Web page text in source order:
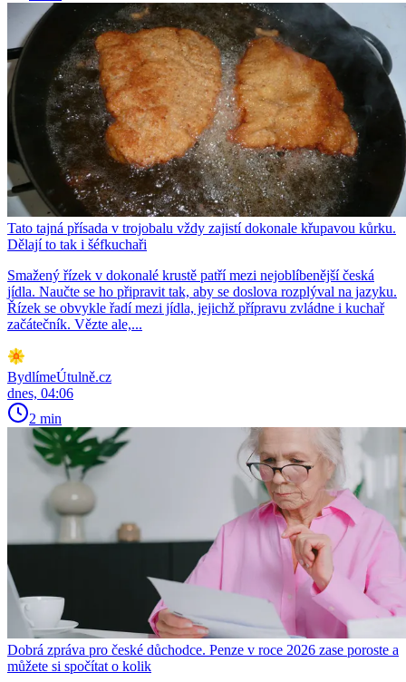
Tato tajná přísada v trojobalu vždy zajistí dokonale křupavou kůrku.
Dělají to tak i šéfkuchaři
Smažený řízek v dokonalé krustě patří mezi nejoblíbenější česká
jídla. Naučte se ho připravit tak, aby se doslova rozplýval na jazyku.
Řízek se obvykle řadí mezi jídla, jejichž přípravu zvládne i kuchař
začátečník. Vězte ale,...
BydlímeÚtulně.cz
dnes, 04:06
2 min
Dobrá zpráva pro české důchodce. Penze v roce 2026 zase poroste a
můžete si spočítat o kolik